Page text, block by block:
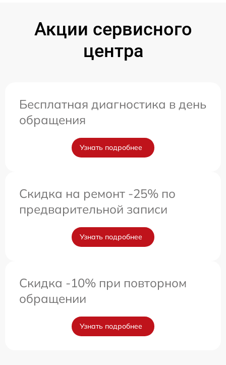
Акции сервисного
центра
Бесплатная диагностика в день
обращения
Узнать подробнее
Скидка на ремонт -25% по
предварительной записи
Узнать подробнее
Скидка -10% при повторном
обращении
Узнать подробнее